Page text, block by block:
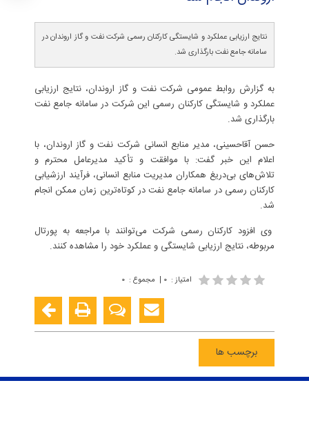
نتایج ارزیابی عملکرد و شایستگی کارکنان رسمی شرکت نفت و گاز اروندان در
سامانه جامع نفت بارگذاری شد.
به گزارش روابط عمومی شرکت نفت و گاز اروندان، نتایج ارزیابی
عملکرد و شایستگی کارکنان رسمی این شرکت در سامانه جامع نفت
بارگذاری شد.
حسن آقاحسینی، مدیر منابع انسانی شرکت نفت و گاز اروندان، با
اعلام این خبر گفت: با موافقت و تأکید مدیرعامل محترم و
تلاش‌های بی‌دریغ همکاران مدیریت منابع انسانی، فرآیند ارزشیابی
کارکنان رسمی در سامانه جامع نفت در کوتاه‌ترین زمان ممکن انجام
شد.
وی افزود کارکنان رسمی شرکت می‌توانند با مراجعه به پورتال
مربوطه، نتایج ارزیابی شایستگی و عملکرد خود را مشاهده کنند.
امتیاز: ۰ | مجموع : ۰
برچسب ها